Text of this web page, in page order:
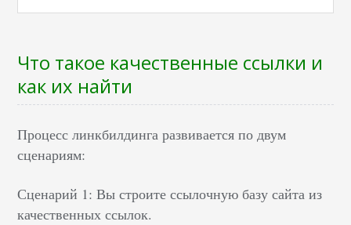
Что такое качественные ссылки и
как их найти
Процесс линкбилдинга развивается по двум
сценариям:
Сценарий 1: Вы строите ссылочную базу сайта из
качественных ссылок.